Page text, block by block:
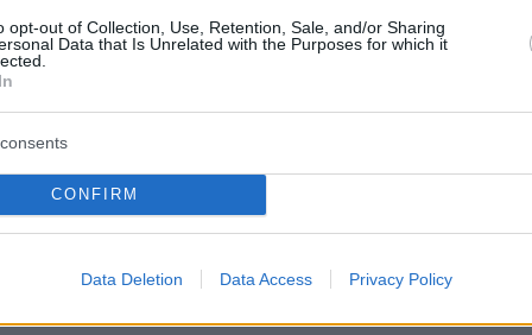
opt-out of Collection, Use, Retention, Sale, and/or Sharing
Data that Is Unrelated with the Purposes for which it
CONFIRM
Data Deletion Data Access Privacy Policy
προϋπολογισμός με φιλόδοξους στόχους
- «Είστε σεξιστές» απαντά
protothema.gr στο Google Newsκαι μάθετε πρώτοι όλες